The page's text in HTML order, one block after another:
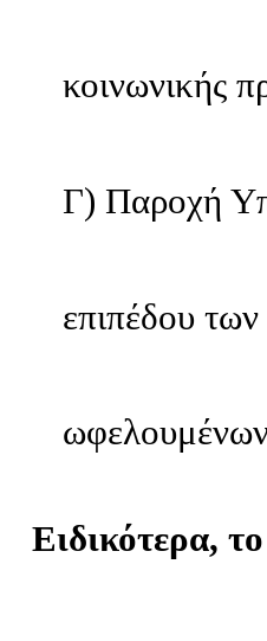
κοινωνικής
Γ) Παροχή
επιπέδου
Ειδικότερα,